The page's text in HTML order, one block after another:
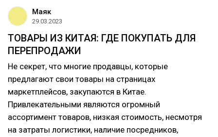
Маяк
29.03.2023
ТОВАРЫ ИЗ КИТАЯ: ГДЕ ПОКУПАТЬ ДЛЯ
ПЕРЕПРОДАЖИ
Не секрет, что многие продавцы, которые
предлагают свои товары на страницах
маркетплейсов, закупаются в Китае.
Привлекательными являются огромный
ассортимент товаров, низкая стоимость, несмотря
на затраты логистики, наличие посредников,